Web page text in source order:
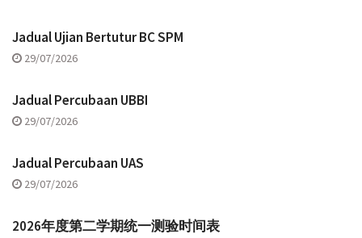
Jadual Ujian Bertutur BC SPM
29/07/2026
Jadual Percubaan UBBI
29/07/2026
Jadual Percubaan UAS
29/07/2026
2026年度第二学期统一测验时间表